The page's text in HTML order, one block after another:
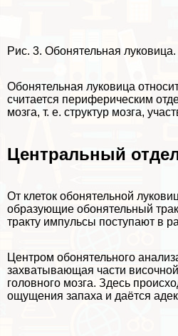
Рис. 3. Обонятельная луковица.
Обонятельная луковица
считается периферическим
мозга, т. е. структур мозга,
Центральный
От клеток обонятельной
образующие обонятельный
тpaкту импульсы поступают в
Центром обонятельного
захватывающая части
головного мозга. Здесь
ощущения запаха и даётся